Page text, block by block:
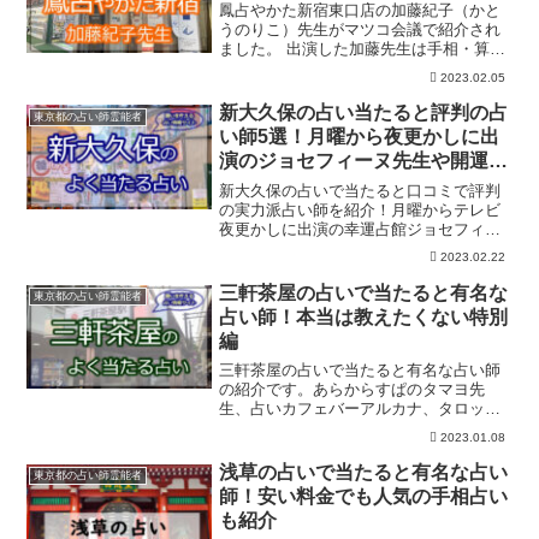
鳳占やかた新宿東口店の加藤紀子（かと
うのりこ）先生がマツコ会議で紹介され
ました。 出演した加藤先生は手相・算命
学などを得意とし手相占いだけなら鑑定
料金は1000円と安いのも魅力です。新宿
東口鑑定所は口コミでも評判で相談者が
行列をつくるほどの人気店です。
2023.02.05
東京都の占い師霊能者
新大久保の占い当たると評判の占
い師5選！月曜から夜更かしに出
演のジョセフィーヌ先生や開運の
扉占い師など完全紹介！
新大久保の占いで当たると口コミで評判
の実力派占い師を紹介！月曜からテレビ
夜更かしに出演の幸運占館ジョセフィー
ヌ先生、開運の扉のジョキンレイ先生、
人気の占い師さんが何人もおられます。
2023.02.22
東京都の占い師霊能者
三軒茶屋の占いで当たると有名な
占い師！本当は教えたくない特別
編
三軒茶屋の占いで当たると有名な占い師
の紹介です。あらからすぱのタマヨ先
生、占いカフェバーアルカナ、タロット
カード占いのアドリアーナ先生、占い茶
柱、不思議なはんこ屋さん(霊視)など口コ
ミで人気の占いがいくつもあります。予
約するとスムーズです。
2023.01.08
東京都の占い師霊能者
浅草の占いで当たると有名な占い
師！安い料金でも人気の手相占い
も紹介